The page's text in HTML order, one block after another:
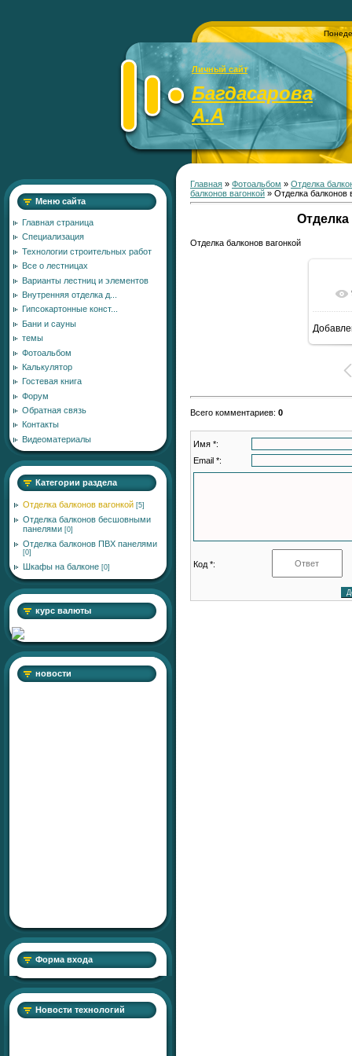
Личный сайт
Багдасарова
А.А
Меню сайта
Главная страница
Специализация
Технологии строительных работ
Все о лестницах
Варианты лестниц и элементов
Внутренняя отделка д...
Гипсокартонные конст...
Бани и сауны
темы
Фотоальбом
Калькулятор
Гостевая книга
Форум
Обратная связь
Контакты
Видеоматериалы
Категории раздела
Отделка балконов вагонкой [5]
Отделка балконов бесшовными
панелями [0]
Отделка балконов ПВХ панелями
[0]
Шкафы на балконе [0]
курс валюты
новости
Форма входа
Новости технологий
Главная » Фотоальбом » Отделка
балконов вагонкой » Отделка балконов
Отделка
Отделка балконов вагонкой
Всего комментариев: 0
Имя *:
Email *:
Код *: